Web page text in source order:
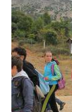
Buscar